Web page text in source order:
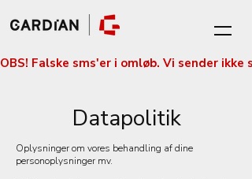
OBS! Falske sms'er i omløb. Vi sender
Datapolitik
Oplysninger om vores behandling af dine
personoplysninger mv.